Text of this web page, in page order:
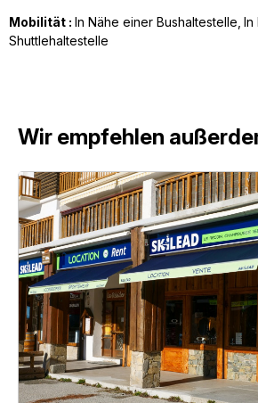
Mobilität : In Nähe einer Bushaltestelle In
Shuttlehaltestelle
Wir empfehlen